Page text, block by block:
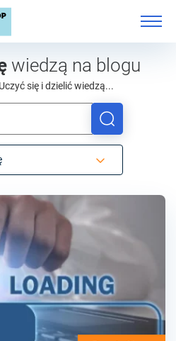
wiedzą na blogu
się i dzielić wiedzą...